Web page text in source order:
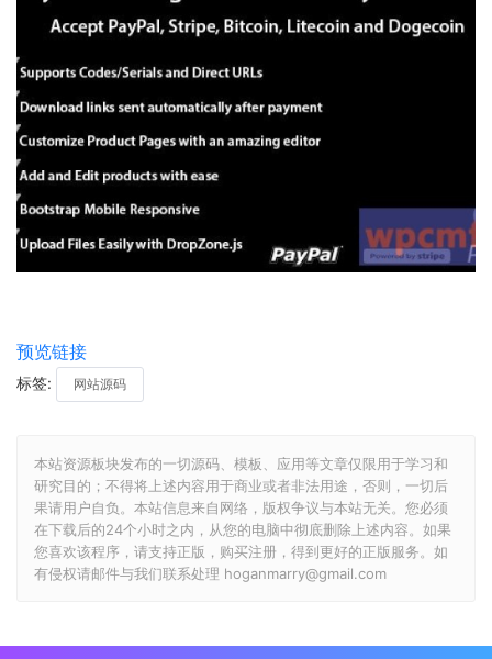
预览链接
标签: 网站源码
本站资源板块发布的一切源码、模板、应用等文章仅限用于学习和
研究目的；不得将上述内容用于商业或者非法用途，否则，一切后
果请用户自负。本站信息来自网络，版权争议与本站无关。您必须
在下载后的24个小时之内，从您的电脑中彻底删除上述内容。如果
您喜欢该程序，请支持正版，购买注册，得到更好的正版服务。如
有侵权请邮件与我们联系处理 hoganmarry@gmail.com